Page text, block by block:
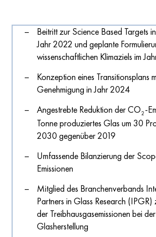
Beitritt zur Science Based Targets
Jahr 2022 und geplante
wissenschaftlichen Klimaziels im
Konzeption eines Transitionsplans
Genehmigung in Jahr 2024
Angestrebte Reduktion der CO2 -
Tonne produziertes Glas um 30
2030 gegenüber 2019
Umfassende Bilanzierung der
Emissionen
Mitglied des Branchenverbands
Partners in Glass Research (IPGR)
der Treibhausgasemissionen bei der
Glasherstellung